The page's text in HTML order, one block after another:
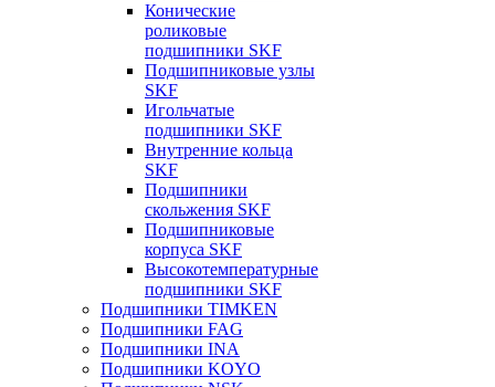
Конические
роликовые
подшипники SKF
Подшипниковые узлы
SKF
Игольчатые
подшипники SKF
Внутренние кольца
SKF
Подшипники
скольжения SKF
Подшипниковые
корпуса SKF
Высокотемпературные
подшипники SKF
Подшипники TIMKEN
Подшипники FAG
Подшипники INA
Подшипники KOYO